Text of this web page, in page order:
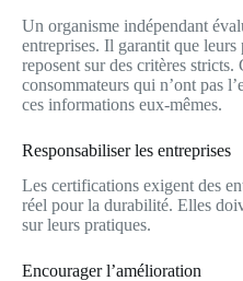
Un organisme indépendant
entreprises. Il garantit que leurs
reposent sur des critères stricts.
consommateurs qui n’ont pas
ces informations eux-mêmes.
Responsabiliser les entreprises
Les certifications exigent des
réel pour la durabilité. Elles
sur leurs pratiques.
Encourager l’amélioration